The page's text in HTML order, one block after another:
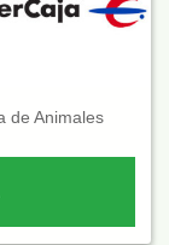
de Animales